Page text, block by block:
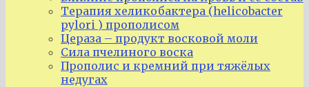
Терапия хеликобактера (helicobacter
pylori ) прополисом
Цераза – продукт восковой моли
Сила пчелиного воска
Прополис и кремний при тяжёлых
недугах